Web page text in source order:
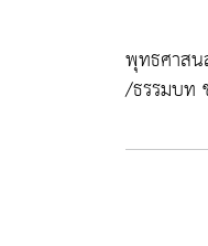
พุทธศาส
/ธรรมบท